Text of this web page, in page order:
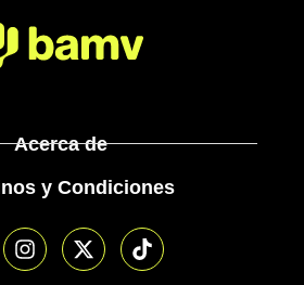
Acerca de
y Condiciones